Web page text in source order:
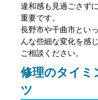
違和感も見過ごさず
重要です。
長野市や千曲市とい
んな些細な変化を感
ご相談ください。
修理のタイミ
ツ